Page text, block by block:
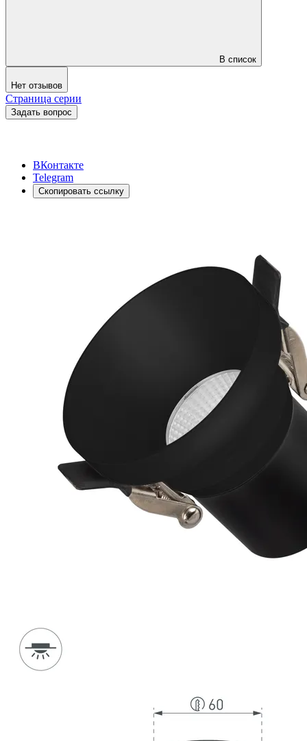
В список
Нет отзывов
Страница серии
Задать вопрос
ВКонтакте
Telegram
Скопировать ссылку